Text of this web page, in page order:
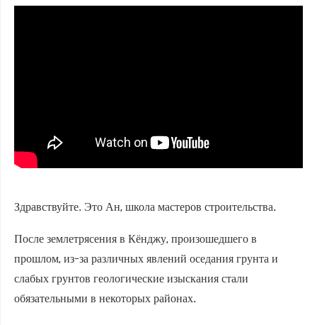
Здравствуйте. Это Ан, школа мастеров строительства.
После землетрясения в Кёнджу, произошедшего в
прошлом, из-за различных явлений оседания грунта и
слабых грунтов геологические изыскания стали
обязательными в некоторых районах.